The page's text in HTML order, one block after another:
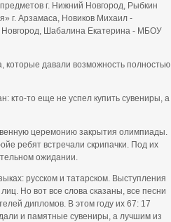
г. Нижний Новгород, Рыбкин
г. Арзамаса, Новиков Михаил -
Шабалина Екатерина - МБОУ
которые давали возможность полностью
кто-то еще не успел купить сувениры, а
церемонию закрытия олимпиады.
ребят встречали скрипачки. Под их
ожидании.
русском и татарском. Выступления
Но вот все слова сказаны, все песни
дипломов. В этом году их 67: 17
и памятные сувениры, а лучшим из